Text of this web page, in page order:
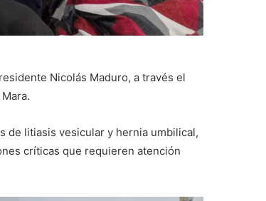
Nicolás Maduro, a través el
de litiasis vesicular y hernia umbilical,
críticas que requieren atención